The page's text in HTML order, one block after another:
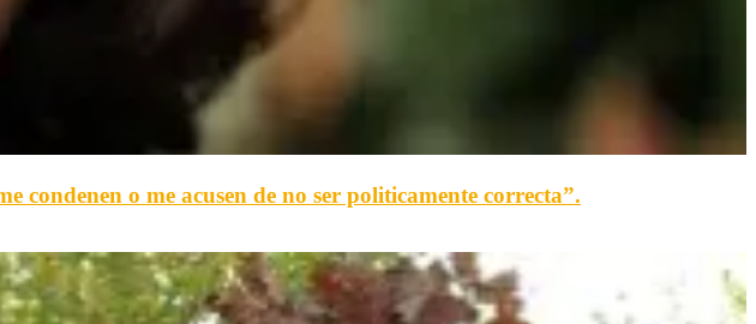
o me acusen de no ser politicamente correcta”.